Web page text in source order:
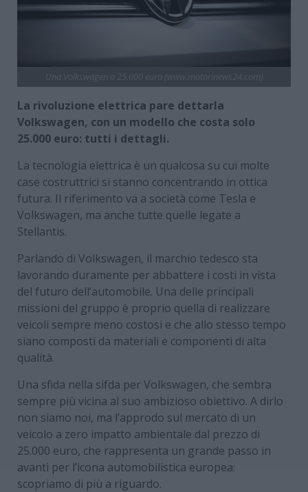
La rivoluzione elettrica pare dettarla
Volkswagen, con un modello che costa solo
25.000 euro: tutti i dettagli.
La tecnologia elettrica è un qualcosa su cui molte
case costruttrici si stanno concentrando in ottica
futura. Il riferimento va a società come Tesla e
Volkswagen, ma anche tutte quelle legate a
Stellantis.
Parlando di Volkswagen, il marchio tedesco sta
lavorando duramente per abbattere i costi in vista
del futuro dell’automobile. Una delle principali
missioni del gruppo è proprio quella di realizzare
veicoli sempre meno costosi e che allo stesso tempo
siano composti da materiali e componenti di alta
qualità.
Una sfida nella sifda per Volkswagen, che sembra
sempre più vicina al suo ambizioso obiettivo. A dirlo
non siamo noi, ma l’approdo sul mercato di un
veicolo a zero impatto ambientale dal prezzo di
25.000 euro, che rappresenta un grande passo in
avanti per l’icona automobilistica europea:
scopriamo di più a riguardo.